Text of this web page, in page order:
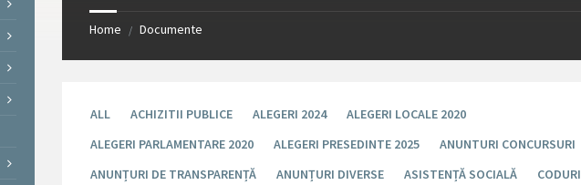
Home / Documente
ALL ACHIZITII PUBLICE ALEGERI 2024
ALEGERI LOCALE 2020
ALEGERI PARLAMENTARE 2020
ALEGERI PRESEDINTE 2025
ANUNTURI CONCURSURI
ANUNȚURI DE TRANSPARENȚĂ
ANUNȚURI DIVERSE ASISTENȚĂ SOCIALĂ
CODURI